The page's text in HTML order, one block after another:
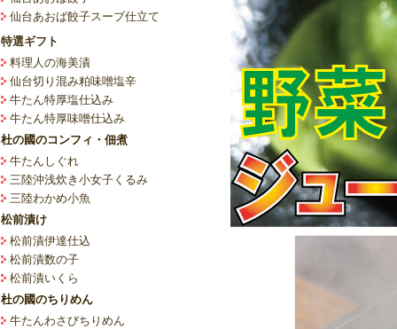
仙台あおば餃子スープ仕立て
特選ギフト
料理人の海美漬
仙台切り混み粕味噌塩辛
牛たん特厚塩仕込み
牛たん特厚味噌仕込み
杜の國のコンフィ・佃煮
牛たんしぐれ
三陸沖浅炊き小女子くるみ
三陸わかめ小魚
松前漬け
松前漬伊達仕込
松前漬数の子
松前漬いくら
杜の國のちりめん
牛たんわさびちりめん